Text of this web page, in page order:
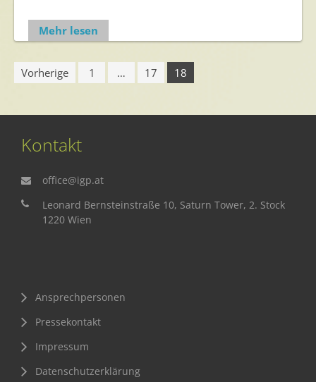
Mehr lesen
Vorherige 1 … 17 18
Kontakt
office@igp.at
Leonard Bernsteinstraße 10, Saturn Tower, 2. Stock
1220 Wien
Ansprechpersonen
Pressekontakt
Impressum
Datenschutzerklärung